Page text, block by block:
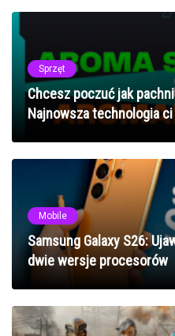
Sprzęt
Chcesz poczuć jak
Najnowsza technologia
Mobile
Samsung Galaxy S26:
dwie wersje procesorów